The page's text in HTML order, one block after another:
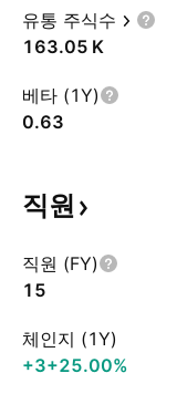
유통 주식수
‪163.05 K‬
베타 (1Y)
0.63
직원
직원 (FY)
15
체인지 (1Y)
+3+25.00%